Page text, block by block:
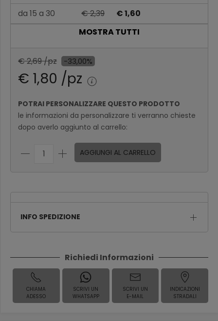
da 15 a 30
€ 2,39
€ 1,60
€ 2,09
€ 1,40
€ 1,79
MOSTRA TUTTI
€ 2,69 /pz -33,00%
€ 1,80 /pz
POTRAI PERSONALIZZARE QUESTO PRODOTTO
le informazioni da personalizzare ti verranno chieste
dopo averlo aggiunto al carrello:
AGGIUNGI AL CARRELLO
INFO SPEDIZIONE
Richiedi Informazioni
CHIAMA
ADESSO
SCRIVI UN
WHATSAPP
SCRIVI UN
E-MAIL
INDICAZIONI
STRADALI